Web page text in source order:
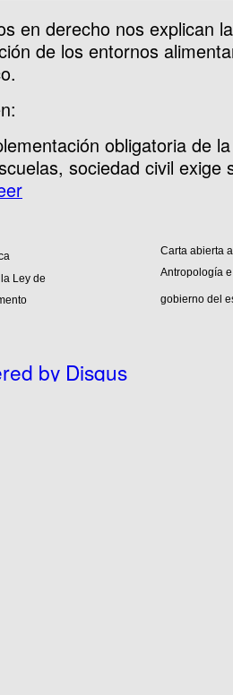
en derecho nos explican
de los entornos
obligatoria de
sociedad civil exige
Carta abierta
Antropología
gobierno del
Ley de
by Disqus